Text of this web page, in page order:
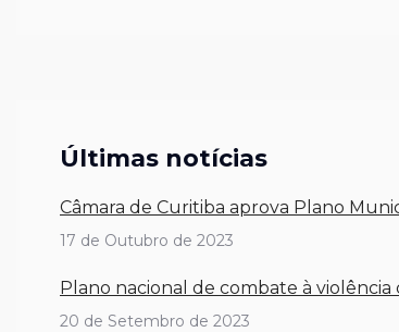
Últimas notícias
Câmara de Curitiba aprova Plano
17 de Outubro de 2023
Plano nacional de combate à
20 de Setembro de 2023